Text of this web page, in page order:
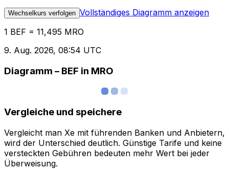
Wechselkurs verfolgen Vollständiges Diagramm anzeigen
1 BEF = 11,495 MRO
9. Aug. 2026, 08:54 UTC
Diagramm – BEF in MRO
Vergleiche und speichere
Vergleicht man Xe mit führenden Banken und Anbietern,
wird der Unterschied deutlich. Günstige Tarife und keine
versteckten Gebühren bedeuten mehr Wert bei jeder
Überweisung.